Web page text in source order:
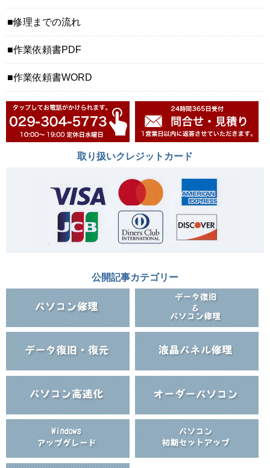
修理までの流れ
作業依頼書PDF
作業依頼書WORD
取り扱いクレジットカード
公開記事カテゴリー